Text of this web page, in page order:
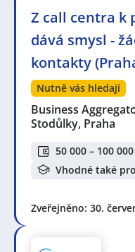
Z call centra k
dává smysl -
kontakty
Nutně vás hledají
Business
Stodůlky, Praha
50 000 – 100
Vhodné také
Zveřejněno: 30.